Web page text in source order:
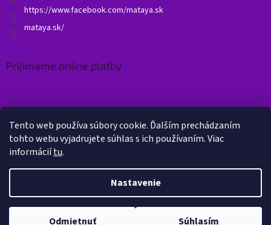
Tento web používa súbory cookie. Ďalším prechádzaním
tohto webu vyjadrujete súhlas s ich používaním. Viac
informáciítu.
Nastavenie
Odmietnuť Súhlasím
https://www.facebook.com/mataya.sk
mataya.sk/
Prijímame online platby
Copyright 2026Mataya.sk. Všetky práva vyhradené.Upraviť